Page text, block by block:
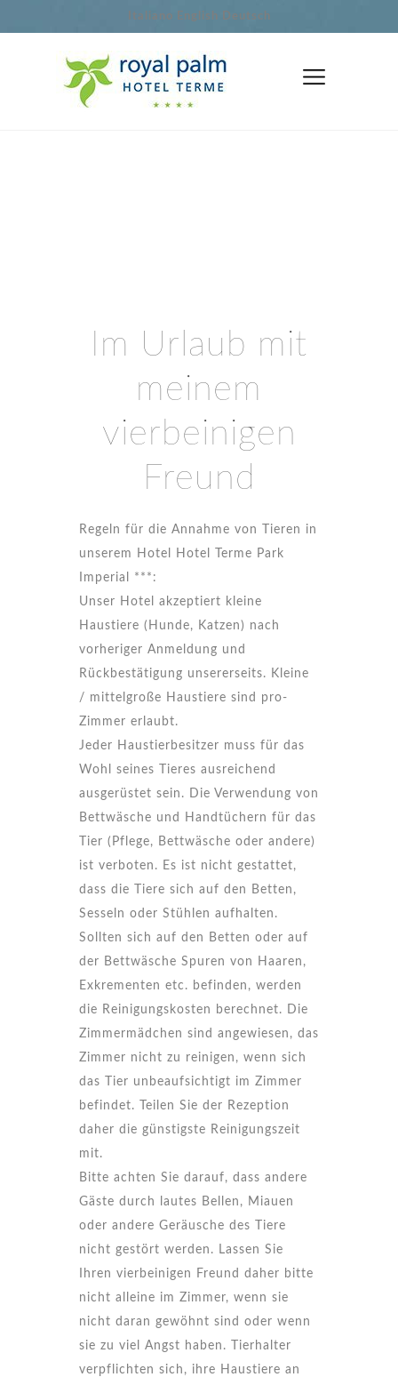
Italiano English Deutsch
Im Urlaub mit
meinem
vierbeinigen
Freund
Regeln für die Annahme von Tieren in
unserem Hotel Hotel Terme Park
Imperial ***:
Unser Hotel akzeptiert kleine
Haustiere (Hunde, Katzen) nach
vorheriger Anmeldung und
Rückbestätigung unsererseits. Kleine
/ mittelgroße Haustiere sind pro-
Zimmer erlaubt.
Jeder Haustierbesitzer muss für das
Wohl seines Tieres ausreichend
ausgerüstet sein. Die Verwendung von
Bettwäsche und Handtüchern für das
Tier (Pflege, Bettwäsche oder andere)
ist verboten. Es ist nicht gestattet,
dass die Tiere sich auf den Betten,
Sesseln oder Stühlen aufhalten.
Sollten sich auf den Betten oder auf
der Bettwäsche Spuren von Haaren,
Exkrementen etc. befinden, werden
die Reinigungskosten berechnet. Die
Zimmermädchen sind angewiesen, das
Zimmer nicht zu reinigen, wenn sich
das Tier unbeaufsichtigt im Zimmer
befindet. Teilen Sie der Rezeption
daher die günstigste Reinigungszeit
mit.
Bitte achten Sie darauf, dass andere
Gäste durch lautes Bellen, Miauen
oder andere Geräusche des Tiere
nicht gestört werden. Lassen Sie
Ihren vierbeinigen Freund daher bitte
nicht alleine im Zimmer, wenn sie
nicht daran gewöhnt sind oder wenn
sie zu viel Angst haben. Tierhalter
verpflichten sich, ihre Haustiere an